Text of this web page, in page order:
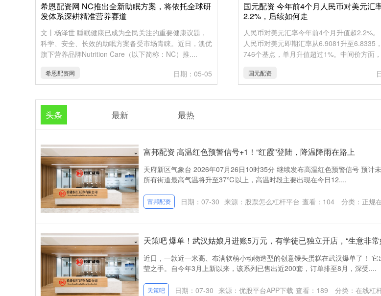
希恩配资网 NC推出全新助眠方案，将依托全球研
发体系深耕精准营养赛道
文丨杨泽世 睡眠健康已成为全民关注的重要健康议题，
科学、安全、长效的助眠方案备受市场青睐。近日，澳优
旗下营养品牌Nutrition Care（以下简称：NC）推....
希恩配资网 日期：05-05
国元配资 今年前4个月人民币对美元汇
2.2%，后续如何走
人民币对美元汇率今年前4个月升值超2.2%。
人民币对美元即期汇率从6.9081升至6.8335
746个基点，单月升值超过1%。中间价方面
国元配资
头条 最新 最热
富邦配资 高温红色预警信号+1！“红霞”登陆，降温降雨在路上
天府新区气象台 2026年07月26日10时35分 继续发布高温红色预警信号 预计
所有街道最高气温将升至37℃以上，高温时段主要出现在今日12....
富邦配资 日期：07-30 来源：股票怎么杠杆平台 查看： 104 分类： 正规
天策吧 爆单！武汉姑娘月进账5万元，有学徒已独立开店，“生意非常
近日，一款近一米高、布满软萌小动物造型的创意馒头蛋糕在武汉爆单了！ 它
莹之手。自今年3月上新以来，该系列已售出近200套，订单排至8月，深受....
天策吧 日期：07-30 来源：优股平台APP下载 查看： 189 分类： 在线杠